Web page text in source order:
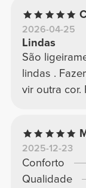
2026-04-25
Lindas
São
lindas .
vir outra
2025-12-23
Conforto
Qualidade